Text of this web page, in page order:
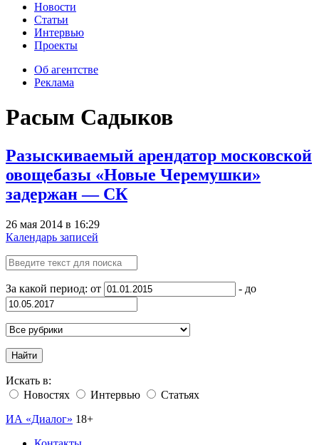
Новости
Статьи
Интервью
Проекты
Об агентстве
Реклама
Расым Садыков
Разыскиваемый арендатор московской
овощебазы «Новые Черемушки»
задержан — СК
26 мая 2014 в 16:29
Календарь записей
За какой период: от - до
Найти
Искать в:
Новостях
Интервью
Статьях
ИА «Диалог» 18+